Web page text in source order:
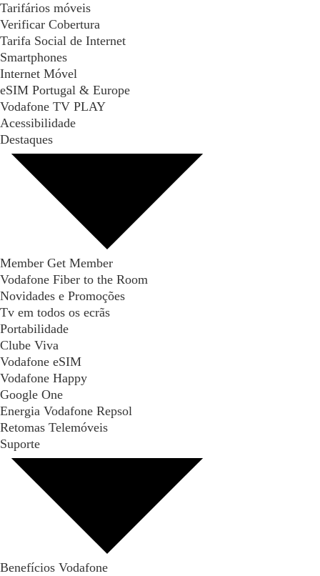
Tarifários móveis
Verificar Cobertura
Tarifa Social de Internet
Smartphones
Internet Móvel
eSIM Portugal & Europe
Vodafone TV PLAY
Acessibilidade
Destaques
Member Get Member
Vodafone Fiber to the Room
Novidades e Promoções
Tv em todos os ecrãs
Portabilidade
Clube Viva
Vodafone eSIM
Vodafone Happy
Google One
Energia Vodafone Repsol
Retomas Telemóveis
Suporte
Benefícios Vodafone